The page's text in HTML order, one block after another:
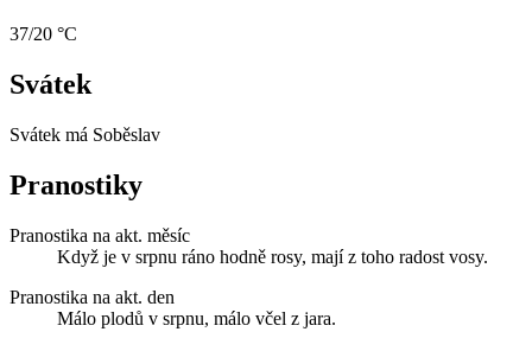
37/20 °C
Svátek
Svátek má Soběslav
Pranostiky
Pranostika na akt. měsíc
Když je v srpnu ráno hodně rosy, mají z toho radost vosy.
Pranostika na akt. den
Málo plodů v srpnu, málo včel z jara.